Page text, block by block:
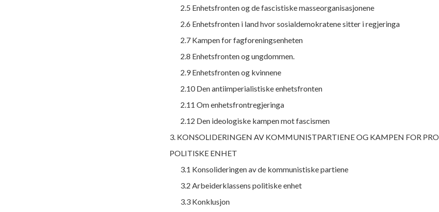
2.5 Enhetsfronten og de fascistiske masseorganisasjonene
2.6 Enhetsfronten i land hvor sosialdemokratene sitter i regjeringa
2.7 Kampen for fagforeningsenheten
2.8 Enhetsfronten og ungdommen.
2.9 Enhetsfronten og kvinnene
2.10 Den antiimperialistiske enhetsfronten
2.11 Om enhetsfrontregjeringa
2.12 Den ideologiske kampen mot fascismen
3. KONSOLIDERINGEN AV KOMMUNISTPARTIENE OG KAMPEN FOR
POLITISKE ENHET
3.1 Konsolideringen av de kommunistiske partiene
3.2 Arbeiderklassens politiske enhet
3.3 Konklusjon